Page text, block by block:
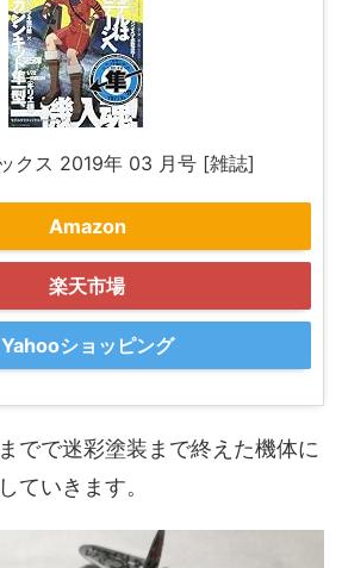
クス 2019年 03 月号 [雑誌]
Amazon
楽天市場
Yahooショッピング
でで迷彩塗装まで終えた機体に
ていきます。